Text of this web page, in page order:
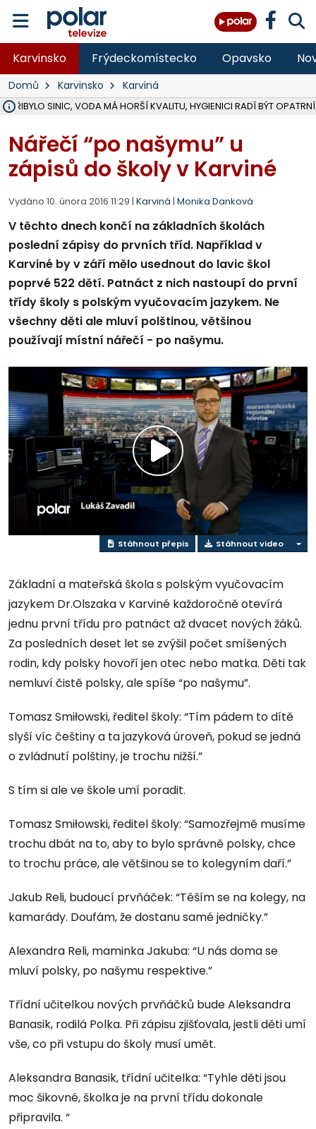
Karvinsko Frýdeckomístecko Opavsko
Domů Karvinsko Karviná
PŘIBYLO SINIC, VODA MÁ HORŠÍ KVALITU, HYGIENICI RADÍ BÝT OPATRNÍ
Nářečí “po našymu” u
zápisů do školy v Karviné
Vydáno 10. února 2016 11:29 | Karviná | Monika Danková
V těchto dnech končí na základních školách
poslední zápisy do prvních tříd. Například v
Karviné by v září mělo usednout do lavic škol
poprvé 522 dětí. Patnáct z nich nastoupí do první
třídy školy s polským vyučovacím jazykem. Ne
všechny děti ale mluví polštinou, většinou
používají místní nářečí - po našymu.
Přehrát
video
Stáhnout přepis Stáhnout video
Základní a mateřská škola s polským vyučovacím
jazykem Dr.Olszaka v Karviné každoročně otevírá
jednu první třídu pro patnáct až dvacet nových žáků.
Za posledních deset let se zvýšil počet smíšených
rodin, kdy polsky hovoří jen otec nebo matka. Děti tak
nemluví čistě polsky, ale spíše “po našymu”.
Tomasz Smiłowski, ředitel školy: “Tím pádem to dítě
slyší víc češtiny a ta jazyková úroveň, pokud se jedná
o zvládnutí polštiny, je trochu nižší.”
S tím si ale ve škole umí poradit.
Tomasz Smiłowski, ředitel školy: “Samozřejmě musíme
trochu dbát na to, aby to bylo správně polsky, chce
to trochu práce, ale většinou se to kolegyním daří.”
Jakub Reli, budoucí prvňáček: “Těším se na kolegy, na
kamarády. Doufám, že dostanu samé jedničky.”
Alexandra Reli, maminka Jakuba: “U nás doma se
mluví polsky, po našymu respektive.”
Třídní učitelkou nových prvňáčků bude Aleksandra
Banasik, rodilá Polka. Při zápisu zjišťovala, jestli děti umí
vše, co při vstupu do školy musí umět.
Aleksandra Banasik, třídní učitelka: “Tyhle děti jsou
moc šikovné, školka je na první třídu dokonale
připravila. “